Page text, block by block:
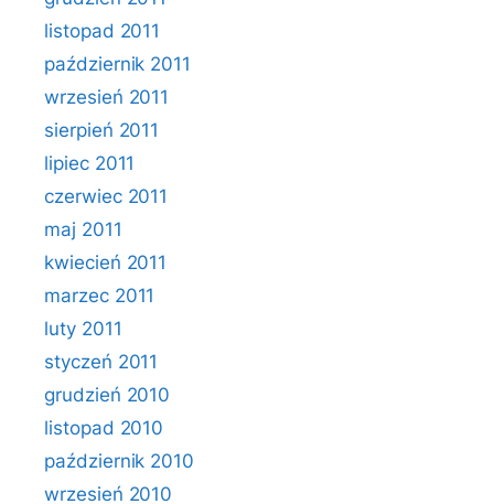
listopad 2011
październik 2011
wrzesień 2011
sierpień 2011
lipiec 2011
czerwiec 2011
maj 2011
kwiecień 2011
marzec 2011
luty 2011
styczeń 2011
grudzień 2010
listopad 2010
październik 2010
wrzesień 2010